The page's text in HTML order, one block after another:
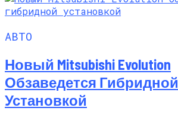
АВТО
Новый Mitsubishi Evolution
Обзаведется Гибридной
Установкой